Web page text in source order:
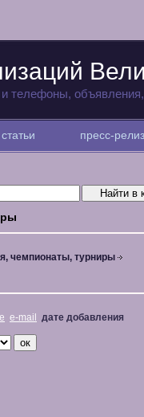
и телефоны,
статьи пресс-
чемпионаты, турниры
e-mail дате добавления